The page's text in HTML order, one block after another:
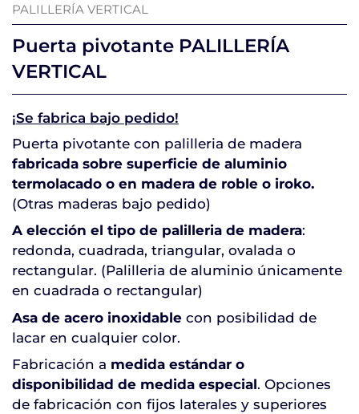
PALILLERÍA VERTICAL
Puerta pivotante PALILLERÍA
VERTICAL
¡Se fabrica bajo pedido!
Puerta pivotante con palilleria de madera
fabricada sobre superficie de aluminio
termolacado o en madera de roble o iroko.
(Otras maderas bajo pedido)
A elección el tipo de palilleria de madera:
redonda, cuadrada, triangular, ovalada o
rectangular. (Palilleria de aluminio únicamente
en cuadrada o rectangular)
Asa de acero inoxidable con posibilidad de
lacar en cualquier color.
Fabricación a medida estándar o
disponibilidad de medida especial. Opciones
de fabricación con fijos laterales y superiores